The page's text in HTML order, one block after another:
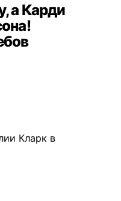
а Карди